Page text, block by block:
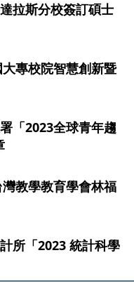
拉斯分校簽訂碩士
專校院智慧創新暨
「2023全球青年趨
教學教育學會林福
所「2023 統計科學